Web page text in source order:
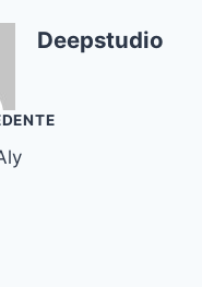
Deepstudio